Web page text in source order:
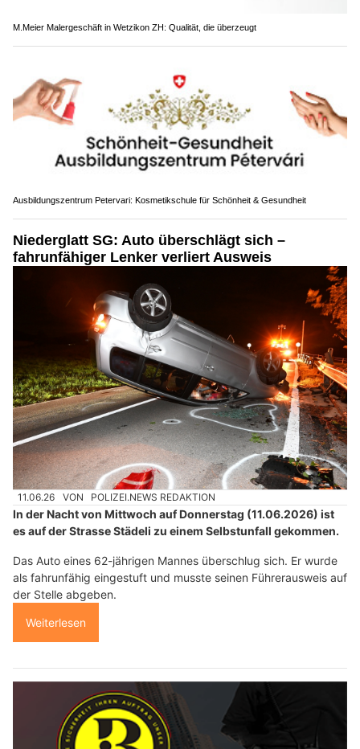
M.Meier Malergeschäft in Wetzikon ZH: Qualität, die überzeugt
Ausbildungszentrum Petervari: Kosmetikschule für Schönheit & Gesundheit
Niederglatt SG: Auto überschlägt sich –
fahrunfähiger Lenker verliert Ausweis
11.06.26 VON POLIZEI.NEWS REDAKTION
In der Nacht von Mittwoch auf Donnerstag (11.06.2026) ist
es auf der Strasse Städeli zu einem Selbstunfall gekommen.
Das Auto eines 62-jährigen Mannes überschlug sich. Er wurde
als fahrunfähig eingestuft und musste seinen Führerausweis auf
der Stelle abgeben.
Weiterlesen